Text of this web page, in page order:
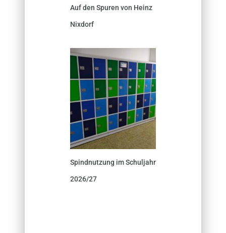
Auf den Spuren von Heinz
Nixdorf
Spindnutzung im Schuljahr
2026/27